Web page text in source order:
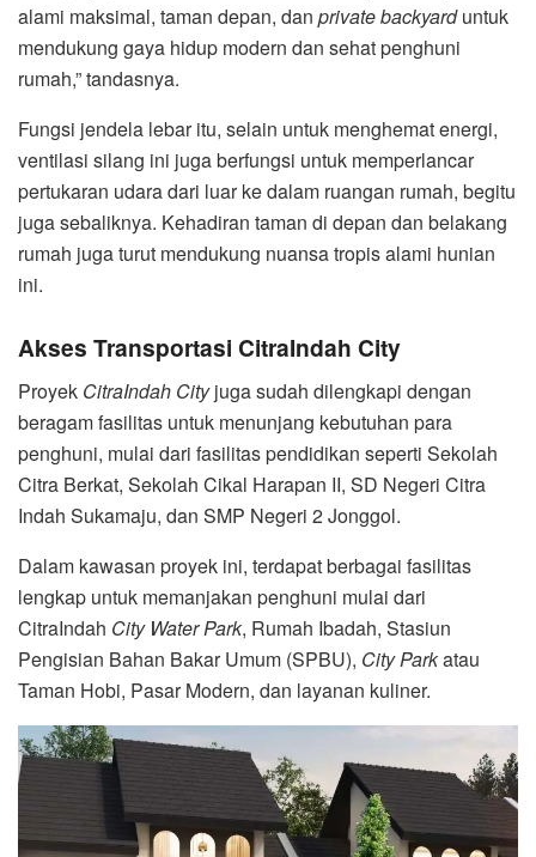
alami maksimal, taman depan, dan private backyarduntuk
mendukung gaya hidup modern dan sehat penghuni
rumah,” tandasnya.
Fungsi jendela lebar itu, selain untuk menghemat energi,
ventilasi silang ini juga berfungsi untuk memperlancar
pertukaran udara dari luar ke dalam ruangan rumah, begitu
juga sebaliknya. Kehadiran taman di depan dan belakang
rumah juga turut mendukung nuansa tropis alami hunian
ini.
Akses Transportasi CitraIndah City
Proyek CitraIndah Cityjuga sudah dilengkapi dengan
beragam fasilitas untuk menunjang kebutuhan para
penghuni, mulai dari fasilitas pendidikan seperti Sekolah
Citra Berkat, Sekolah Cikal Harapan II, SD Negeri Citra
Indah Sukamaju, dan SMP Negeri 2 Jonggol.
Dalam kawasan proyek ini, terdapat berbagai fasilitas
lengkap untuk memanjakan penghuni mulai dari
CitraIndah City Water Park, Rumah Ibadah, Stasiun
Pengisian Bahan Bakar Umum (SPBU), City Parkatau
Taman Hobi, Pasar Modern, dan layanan kuliner.